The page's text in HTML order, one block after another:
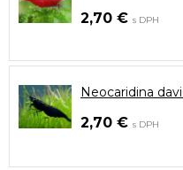
2,70 € s DPH
Neocaridina
2,70 € s DPH